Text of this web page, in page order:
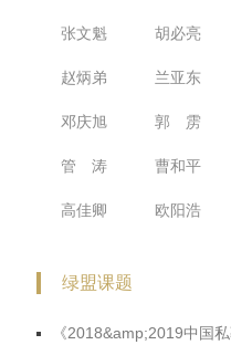
张文魁 胡必亮
赵炳弟 兰亚东
邓庆旭 郭 雳
管 涛 曹和平
高佳卿 欧阳浩
绿盟课题
《2018&amp;2019中国私募